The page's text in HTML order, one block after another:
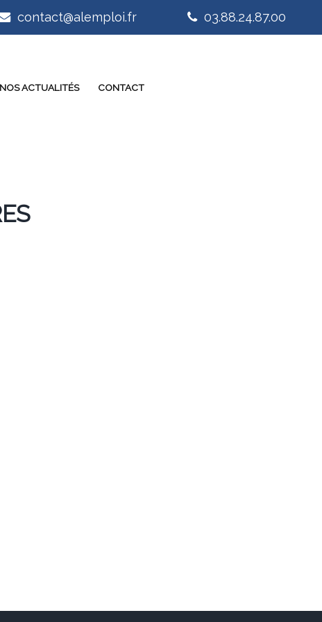
NOS ACTUALITÉS CONTACT
contact@alemploi.fr 03.88.24.87.00